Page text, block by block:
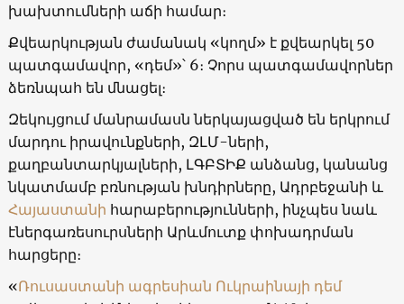
խախտումների աճի համար։
Քվեարկության ժամանակ «կողմ» է քվեարկել 50
պատգամավոր, «դեմ»՝ 6։ Չորս պատգամավորներ
ձեռնպահ են մնացել։
Զեկույցում մանրամասն ներկայացված են երկրում
մարդու իրավունքների, ԶԼՄ-ների,
քաղբանտարկյալների, ԼԳԲՏԻՔ անձանց, կանանց
նկատմամբ բռնության խնդիրները, Ադրբեջանի և
Հայաստանի հարաբերությունների, ինչպես նաև
էներգառեսուրսների Արևմուտք փոխադրման
հարցերը։
«Ռուսաստանի ագրեսիան Ուկրաինայի դեմ